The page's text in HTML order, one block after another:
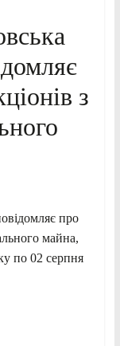
з
про
майна,
по 02 серпня